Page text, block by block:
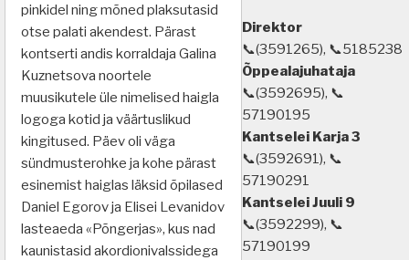
pinkidel ning mõned plaksutasid
otse palati akendest. Pärast
kontserti andis korraldaja Galina
Kuznetsova noortele
muusikutele üle nimelised haigla
logoga kotid ja väärtuslikud
kingitused. Päev oli väga
sündmusterohke ja kohe pärast
esinemist haiglas läksid õpilased
Daniel Egorov ja Elisei Levanidov
lasteaeda «Põngerjas», kus nad
kaunistasid akordionivalssidega
Direktor
📞(3591265), 📞5185238
Õppealajuhataja
📞(3592695), 📞
57190195
Kantselei Karja 3
📞(3592691), 📞
57190291
Kantselei Juuli 9
📞(3592299), 📞
57190199